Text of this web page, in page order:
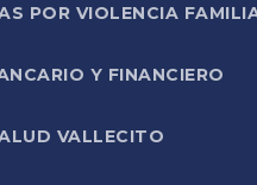
POR VIOLENCIA
Y FINANCIERO
VALLECITO